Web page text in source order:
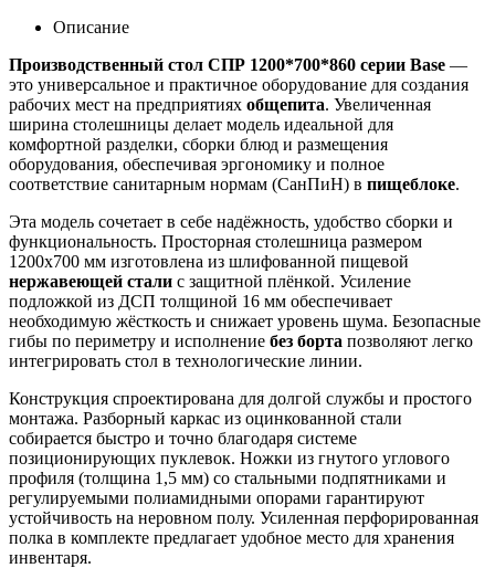
Описание
Производственный стол СПР 1200*700*860 серии Base —
это универсальное и практичное оборудование для создания
рабочих мест на предприятиях общепита. Увеличенная
ширина столешницы делает модель идеальной для
комфортной разделки, сборки блюд и размещения
оборудования, обеспечивая эргономику и полное
соответствие санитарным нормам (СанПиН) в пищеблоке.
Эта модель сочетает в себе надёжность, удобство сборки и
функциональность. Просторная столешница размером
1200х700 мм изготовлена из шлифованной пищевой
нержавеющей стали с защитной плёнкой. Усиление
подложкой из ДСП толщиной 16 мм обеспечивает
необходимую жёсткость и снижает уровень шума. Безопасные
гибы по периметру и исполнение без борта позволяют легко
интегрировать стол в технологические линии.
Конструкция спроектирована для долгой службы и простого
монтажа. Разборный каркас из оцинкованной стали
собирается быстро и точно благодаря системе
позиционирующих пуклевок. Ножки из гнутого углового
профиля (толщина 1,5 мм) со стальными подпятниками и
регулируемыми полиамидными опорами гарантируют
устойчивость на неровном полу. Усиленная перфорированная
полка в комплекте предлагает удобное место для хранения
инвентаря.